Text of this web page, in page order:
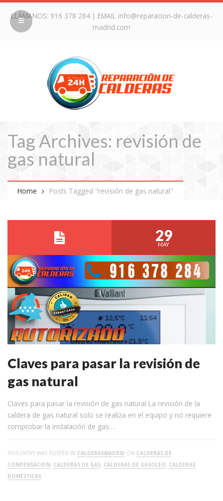
LLÁMANOS: 916 378 284| EMAIL info@reparacion-de-calderas-
madrid.com
Tag Archives: revisión de
gas natural
Home Posts Tagged "revisión de gas natural"
29
MAY
Claves para pasar la revisión de
gas natural
Claves para pasar la revisión de gas natural La revisión de la
caldera de gas natural solo se realiza en el equipo y no requiere
comprobar la instalación de gas….
THIS ENTRY WAS POSTED BY CALDERASMADRID ON CALDERAS DE
CONDENSACION, CALDERAS DE GAS, CALDERAS DE GASOLEO, CALDERAS
DOMÉSTICAS